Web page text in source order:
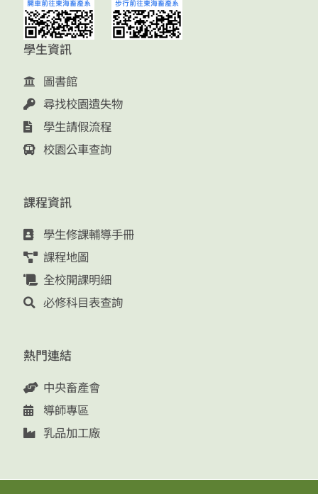
學生資訊
圖書館
尋找校園遺失物
學生請假流程
校園公車查詢
課程資訊
學生修課輔導手冊
課程地圖
全校開課明細
必修科目表查詢
熱門連結
中央畜產會
導師專區
乳品加工廠